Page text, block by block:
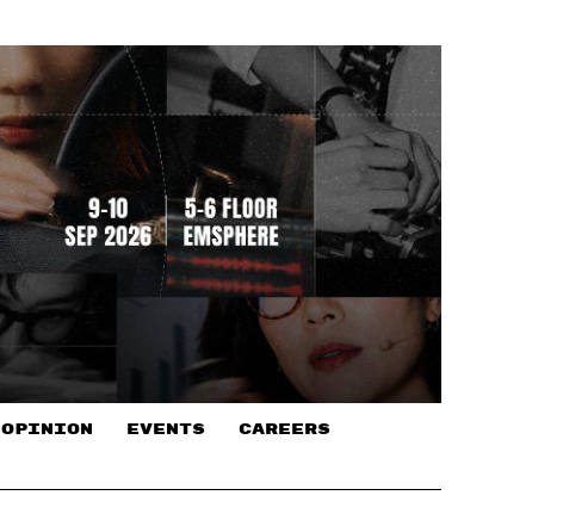
OPINION EVENTS CAREERS